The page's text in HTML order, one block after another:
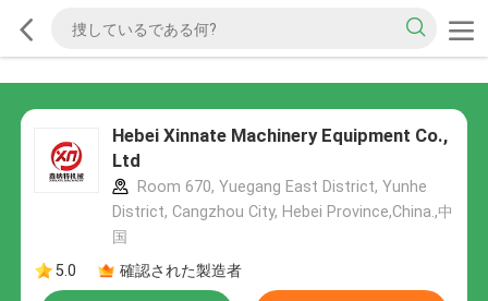
Hebei Xinnate Machinery Equipment Co.,
Ltd
Room 670, Yuegang East District, Yunhe
District, Cangzhou City, Hebei Province,China.,中
国
5.0
確認された製造者